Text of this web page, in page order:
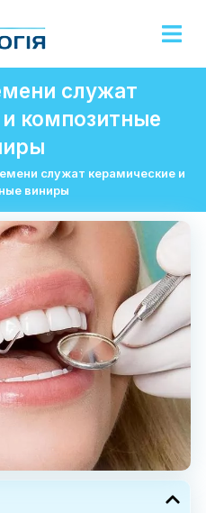
служат
композитные
служат керамические и
виниры